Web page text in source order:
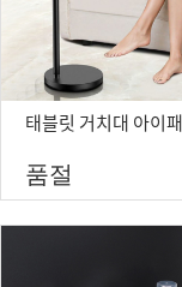
품절